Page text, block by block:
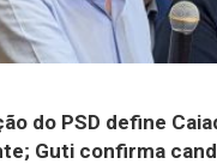
do PSD define
Guti confirma